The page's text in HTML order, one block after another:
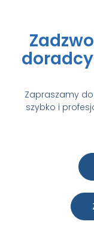
Zapraszamy do
szybko i